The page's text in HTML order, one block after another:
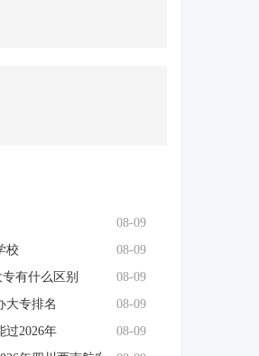
08-09
校
08-09
有什么区别
08-09
大专排名
08-09
过2026年
08-09